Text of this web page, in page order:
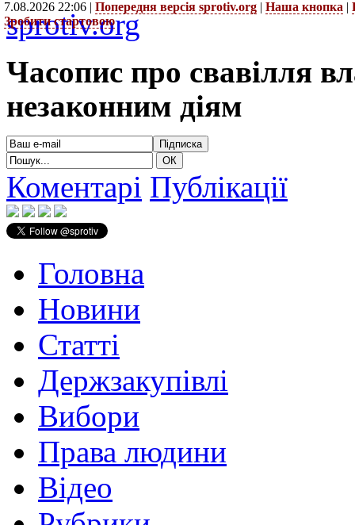
7.08.2026 22:06 | Попередня версія sprotiv.org | Наша кнопка |
Зробити стартовою
sprotiv.org
Часопис про свавілля
незаконним діям
Коментарі Публікації
Головна
Новини
Статті
Держзакупівлі
Вибори
Права людини
Відео